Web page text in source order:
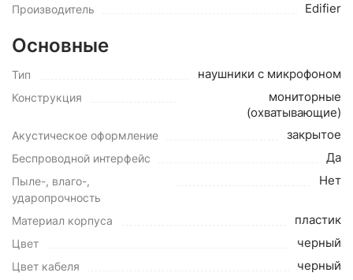
Производитель Edifier
Основные
Тип наушники с микрофоном
Конструкция
мониторные
(охватывающие)
Акустическое оформление закрытое
Беспроводной интерфейс Да
Пыле-, влаго-,
ударопрочность
Нет
Материал корпуса пластик
Цвет черный
Цвет кабеля черный